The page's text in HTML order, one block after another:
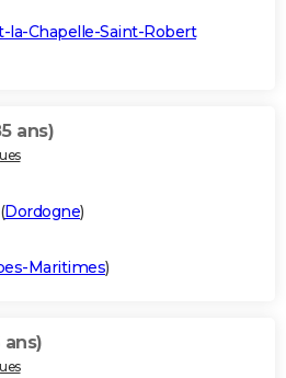
la-Chapelle-Saint-Robert
ans)
(Dordogne)
Maritimes)
ans)